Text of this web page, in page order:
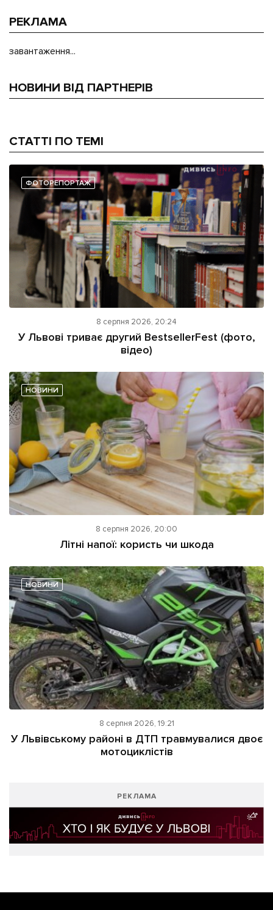
РЕКЛАМА
завантаження...
НОВИНИ ВІД ПАРТНЕРІВ
СТАТТІ ПО ТЕМІ
ФОТОРЕПОРТАЖ
8 серпня 2026, 20:24
У Львові триває другий BestsellerFest (фото,
відео)
НОВИНИ
8 серпня 2026, 20:00
Літні напої: користь чи шкода
НОВИНИ
8 серпня 2026, 19:21
У Львівському районі в ДТП травмувалися двоє
мотоциклістів
РЕКЛАМА